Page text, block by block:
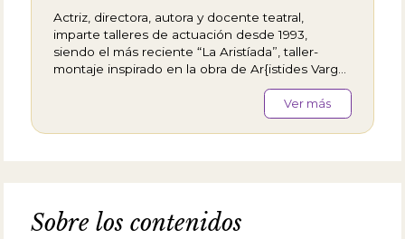
Actriz, directora, autora y docente teatral,
imparte talleres de actuación desde 1993,
siendo el más reciente “La Aristíada”, taller-
montaje inspirado en la obra de Ar{istides Vargas
y “Aquéllas pequeñas cosas”, en Salta (NOA),
basado en narraciones de los participantes.
Como actriz sus últimos trabajos han sido
“Transoceánicas”, de Patricia Zangaro, dirigida
Ramírez, "Virtual", de José Sanchus Sinisterra (T.
Ver más
Sobre los contenidos